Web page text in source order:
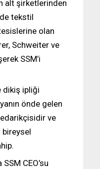
alt şirketlerinden
tekstil
olan
Schweiter ve
SSM’i
dikiş ipliği
önde gelen
ve
CEO’su